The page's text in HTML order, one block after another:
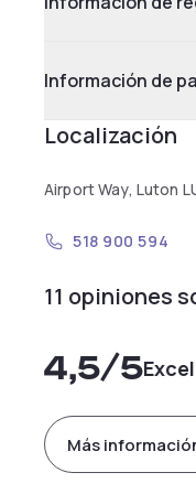
Información de
Localización
Airport Way, Luton
518 900 594
11 opiniones
4,5/5
Más